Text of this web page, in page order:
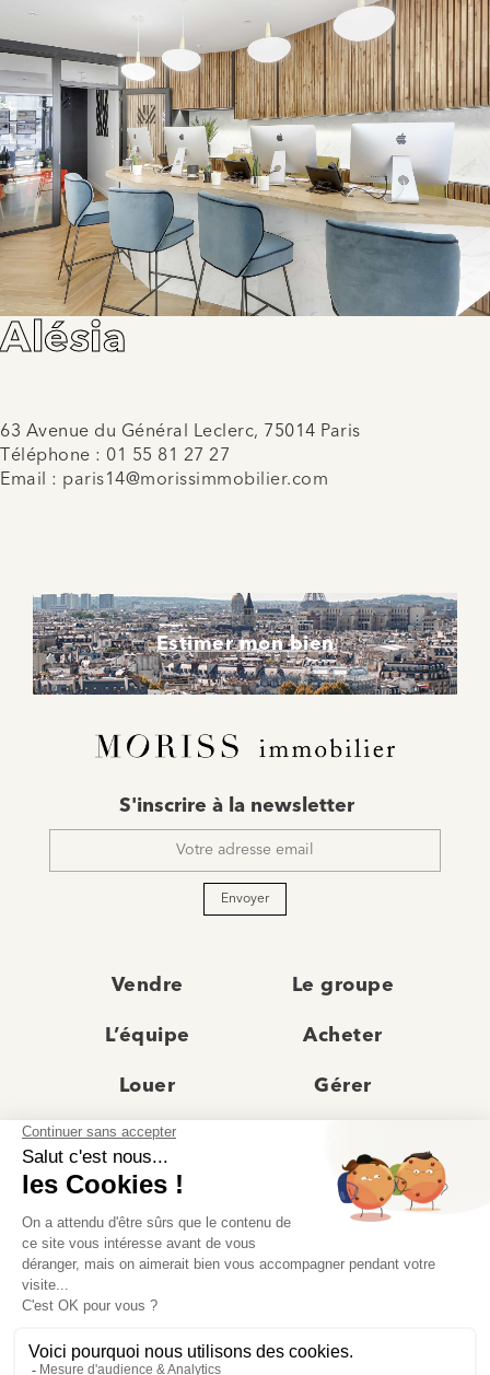
Alésia
63 Avenue du Général Leclerc, 75014 Paris
Téléphone : 01 55 81 27 27
Email : paris14@morissimmobilier.com
Estimer mon bien
mail
S'inscrire à la newsletter
Envoyer
Vendre Le groupe
L’équipe Acheter
Louer Gérer
Actualités
Recrutement Avis clients
Prestige
© Moriss Immobilier 2025 – Tous droits réservés –
Politique de confidentialité